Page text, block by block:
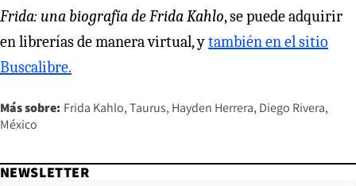
Frida: una biografía de Frida Kahlo, se puede adquirir
en librerías de manera virtual, ytambién en el sitio
Buscalibre.
Más sobre: Frida Kahlo Taurus Hayden Herrera Diego Rivera
México
NEWSLETTER